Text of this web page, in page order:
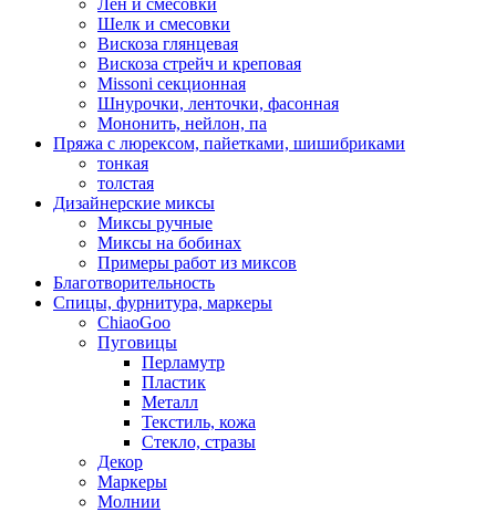
Лен и смесовки
Шелк и смесовки
Вискоза глянцевая
Вискоза стрейч и креповая
Missoni секционная
Шнурочки, ленточки, фасонная
Мононить, нейлон, па
Пряжа с люрексом, пайетками, шишибриками
тонкая
толстая
Дизайнерские миксы
Миксы ручные
Миксы на бобинах
Примеры работ из миксов
Благотворительность
Спицы, фурнитура, маркеры
ChiaoGoo
Пуговицы
Перламутр
Пластик
Металл
Текстиль, кожа
Стекло, стразы
Декор
Маркеры
Молнии